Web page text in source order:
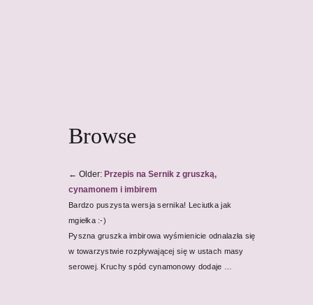
Browse
← Older: Przepis na Sernik z gruszką,
cynamonem i imbirem
Bardzo puszysta wersja sernika! Leciutka jak
mgiełka :-)
Pyszna gruszka imbirowa wyśmienicie odnalazła się
w towarzystwie rozpływającej się w ustach masy
serowej. Kruchy spód cynamonowy dodaje …